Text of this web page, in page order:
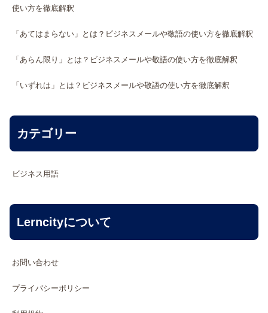
使い方を徹底解釈
「あてはまらない」とは？ビジネスメールや敬語の使い方を徹底解釈
「あらん限り」とは？ビジネスメールや敬語の使い方を徹底解釈
「いずれは」とは？ビジネスメールや敬語の使い方を徹底解釈
カテゴリー
ビジネス用語
Lerncityについて
お問い合わせ
プライバシーポリシー